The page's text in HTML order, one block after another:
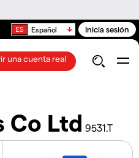
Español Inicia sesión
una cuenta real
Co Ltd 9531.T